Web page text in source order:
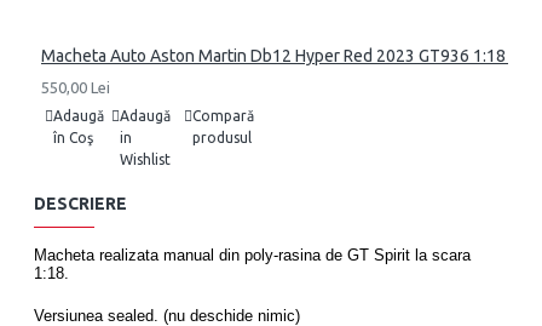
Macheta Auto Aston Martin Db12 Hyper Red 2023 GT936 1:18 GT
550,00 Lei
Adaugă
în Coş
Adaugă
in
Wishlist
Compară
produsul
DESCRIERE
Macheta realizata manual din poly-rasina de GT Spirit la scara
1:18.
Versiunea sealed. (nu deschide nimic)